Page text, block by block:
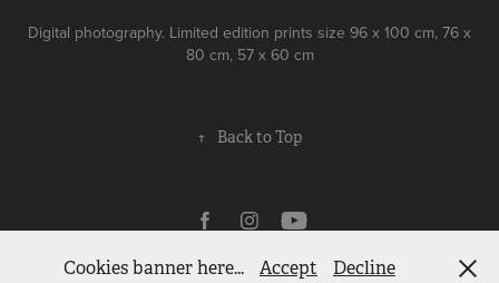
Digital photography. Limited edition prints size 96 x 100 cm, 76 x
80 cm, 57 x 60 cm
↑ Back to Top
Powered byAdobe Portfolio
Cookies banner here... Accept Decline